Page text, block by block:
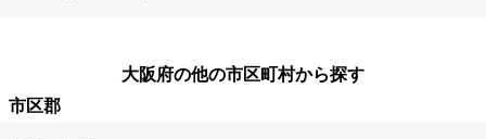
大阪府の他の市区町村から探す
市区郡